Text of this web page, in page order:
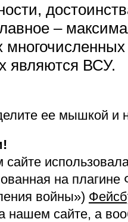
–
являются ВСУ.
ее мышкой и
на
войны»)
нашем сайте, а